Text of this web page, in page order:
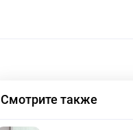
Смотрите также